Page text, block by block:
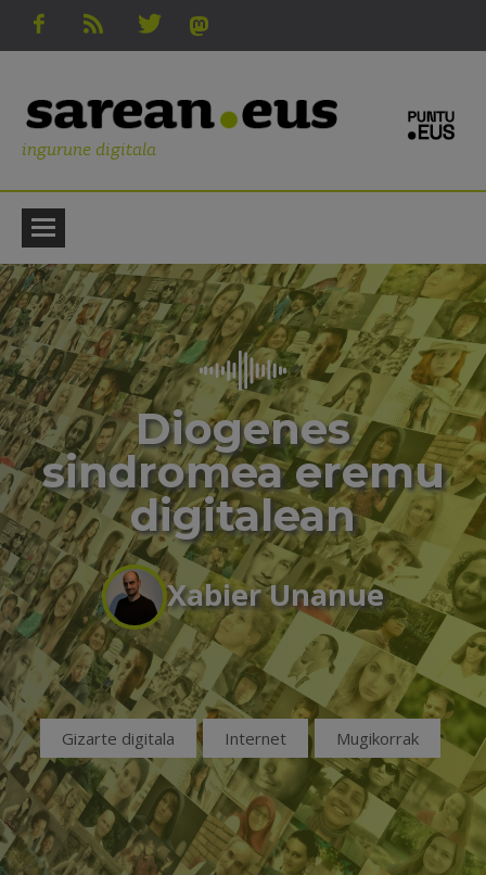
ingurune digitala
Diogenes
sindromea eremu
digitalean
Xabier Unanue
Gizarte digitala Internet Mugikorrak